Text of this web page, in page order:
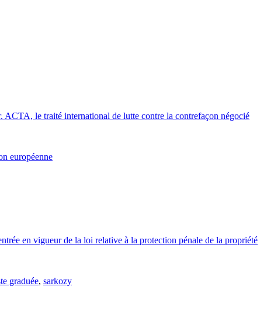
ACTA, le traité international de lutte contre la contrefaçon négocié
européenne
en vigueur de la loi relative à la protection pénale de la propriété
graduée, sarkozy